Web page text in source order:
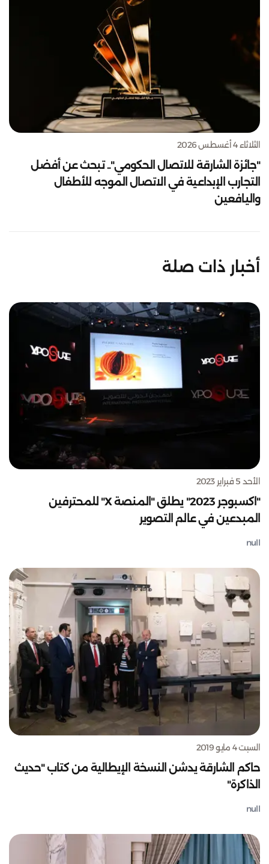
الثلاثاء 4 أغسطس 2026
"جائزة الشارقة للاتصال الحكومي".. تبحث عن أفضل
التجارب الإبداعية في الاتصال الموجه للأطفال
واليافعين
أخبار ذات صلة
الأحد 5 فبراير 2023
"اكسبوجر 2023" يطلق "المنصة X" للمحترفين
المبدعين في عالم التصوير
null
السبت 4 مايو 2019
حاكم الشارقة يدشن النسخة الإيطالية من كتاب "حديث
الذاكرة"
null